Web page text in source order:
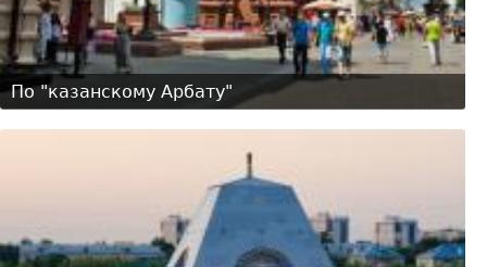
По "казанскому Арбату"